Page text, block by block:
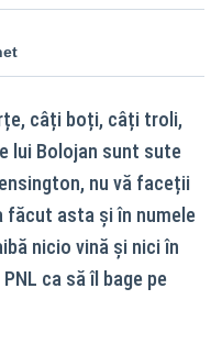
câți boți, câți troli,
lui Bolojan sunt sute
nu vă faceții
făcut asta și în numele
nicio vină și nici în
ca să îl bage pe